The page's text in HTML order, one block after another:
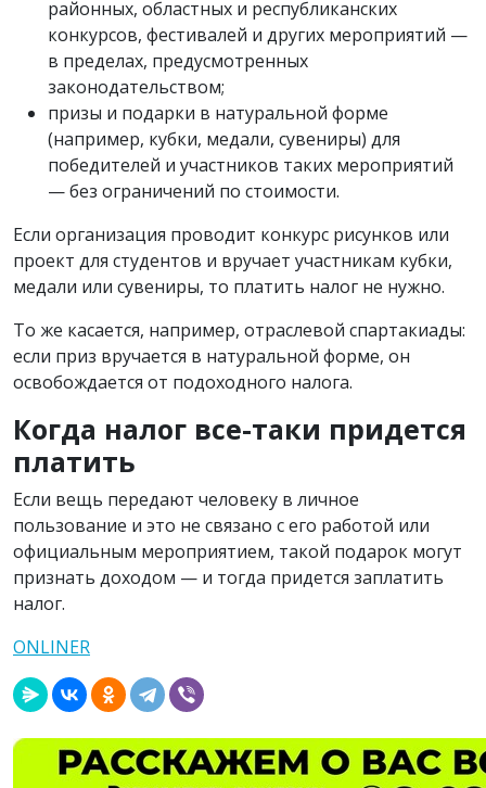
районных, областных и республиканских
конкурсов, фестивалей и других мероприятий —
в пределах, предусмотренных
законодательством;
призы и подарки в натуральной форме
(например, кубки, медали, сувениры) для
победителей и участников таких мероприятий
— без ограничений по стоимости.
Если организация проводит конкурс рисунков или
проект для студентов и вручает участникам кубки,
медали или сувениры, то платить налог не нужно.
То же касается, например, отраслевой спартакиады:
если приз вручается в натуральной форме, он
освобождается от подоходного налога.
Когда налог все-таки придется
платить
Если вещь передают человеку в личное
пользование и это не связано с его работой или
официальным мероприятием, такой подарок могут
признать доходом — и тогда придется заплатить
налог.
ONLINER